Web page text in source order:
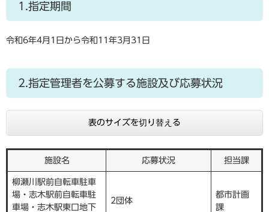
1.指定期間
令和6年4月1日から令和11年3月31日
2.指定管理者を公募する施設及び応募状況
表のサイズを切り替える
施設名 応募状況 担当課
柳瀬川駅前自転車駐車
場・志木駅前自転車駐
車場・志木駅東口地下
2団体
都市計画
課